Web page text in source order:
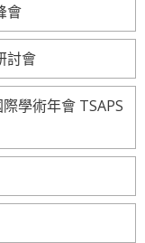
會
討會
學術年會 TSAPS